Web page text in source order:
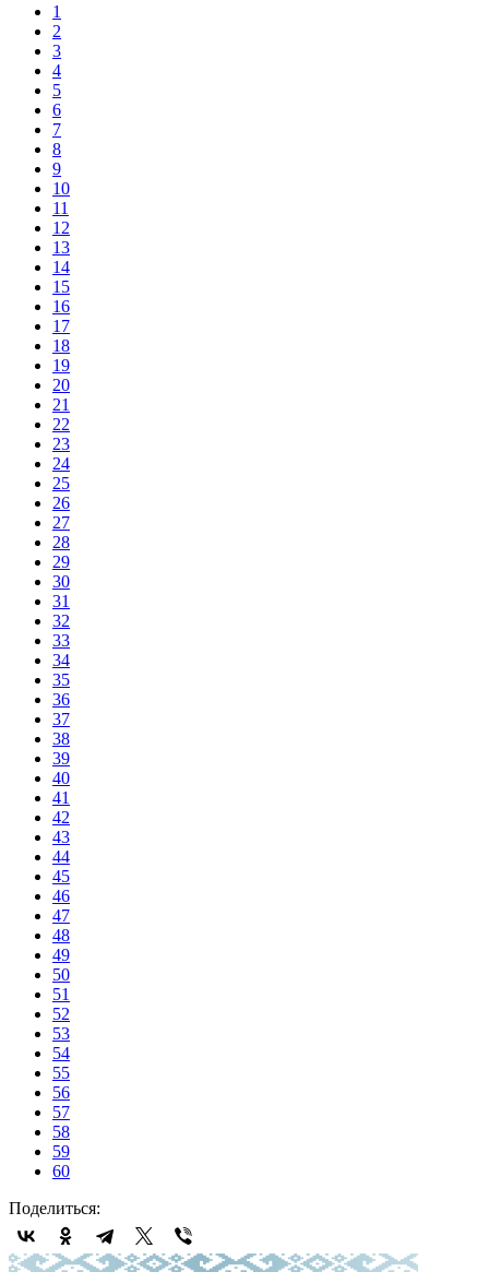
1
2
3
4
5
6
7
8
9
10
11
12
13
14
15
16
17
18
19
20
21
22
23
24
25
26
27
28
29
30
31
32
33
34
35
36
37
38
39
40
41
42
43
44
45
46
47
48
49
50
51
52
53
54
55
56
57
58
59
60
Поделиться: